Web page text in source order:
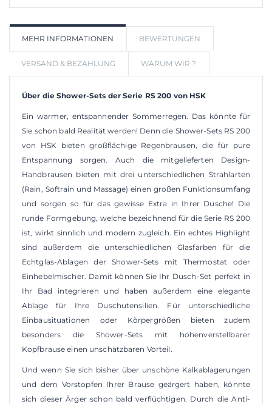
IN DEN WARENKORB
MEHR INFORMATIONEN BEWERTUNGEN
VERSAND & BEZAHLUNG WARUM WIR ?
Über die Shower-Sets der Serie RS 200 von HSK
Ein warmer, entspannender Sommerregen. Das könnte für
Sie schon bald Realität werden! Denn die Shower-Sets RS 200
von HSK bieten großflächige Regenbrausen, die für pure
Entspannung sorgen. Auch die mitgelieferten Design-
Handbrausen bieten mit drei unterschiedlichen Strahlarten
(Rain, Softrain und Massage) einen großen Funktionsumfang
und sorgen so für das gewisse Extra in Ihrer Dusche! Die
runde Formgebung, welche bezeichnend für die Serie RS 200
ist, wirkt sinnlich und modern zugleich. Ein echtes Highlight
sind außerdem die unterschiedlichen Glasfarben für die
Echtglas-Ablagen der Shower-Sets mit Thermostat oder
Einhebelmischer. Damit können Sie Ihr Dusch-Set perfekt in
Ihr Bad integrieren und haben außerdem eine elegante
Ablage für Ihre Duschutensilien. Für unterschiedliche
Einbausituationen oder Körpergrößen bieten zudem
besonders die Shower-Sets mit höhenverstellbarer
Kopfbrause einen unschätzbaren Vorteil.
Und wenn Sie sich bisher über unschöne Kalkablagerungen
und dem Vorstopfen Ihrer Brause geärgert haben, könnte
sich dieser Ärger schon bald verflüchtigen. Durch die Anti-